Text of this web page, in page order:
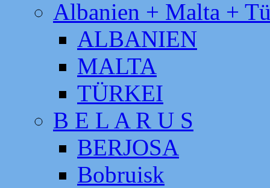
Albanien + Malta +
ALBANIEN
MALTA
TÜRKEI
B E L A R U S
BERJOSA
Bobruisk